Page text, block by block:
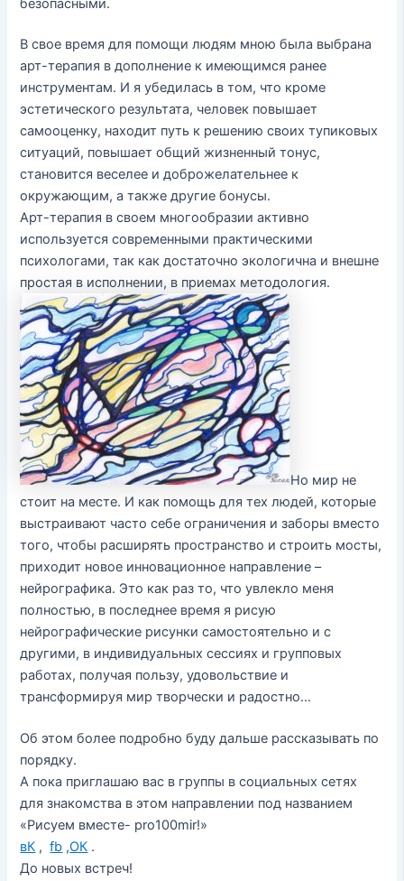
В свое время для помощи людям мною была выбрана
арт-терапия в дополнение к имеющимся ранее
инструментам. И я убедилась в том, что кроме
эстетического результата, человек повышает
самооценку, находит путь к решению своих тупиковых
ситуаций, повышает общий жизненный тонус,
становится веселее и доброжелательнее к
окружающим, а также другие бонусы.
Арт-терапия в своем многообразии активно
используется современными практическими
психологами, так как достаточно экологична и внешне
простая в исполнении, в приемах методология.
Но мир не
стоит на месте. И как помощь для тех людей, которые
выстраивают часто себе ограничения и заборы вместо
того, чтобы расширять пространство и строить мосты,
приходит новое инновационное направление –
нейрографика. Это как раз то, что увлекло меня
полностью, в последнее время я рисую
нейрографические рисунки самостоятельно и с
другими, в индивидуальных сессиях и групповых
работах, получая пользу, удовольствие и
трансформируя мир творчески и радостно…
Об этом более подробно буду дальше рассказывать по
порядку.
А пока приглашаю вас в группы в социальных сетях
для знакомства в этом направлении под названием
«Рисуем вместе- pro100mir!»
вК ,fb ,ОК .
До новых встреч!